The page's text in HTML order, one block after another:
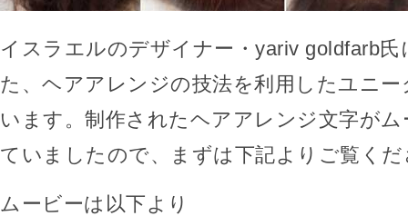
イスラエルのデザイナー・yariv goldfarb
た、ヘアアレンジの技法を利用したユニ
います。制作されたヘアアレンジ文字が
ていましたので、まずは下記よりご覧く
ムービーは以下より